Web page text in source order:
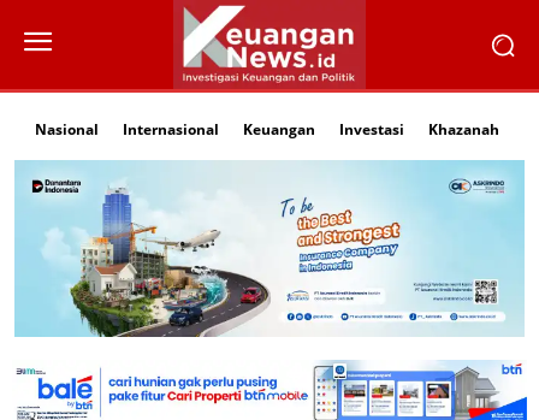
Nasional Internasional Keuangan Investasi Khazanah